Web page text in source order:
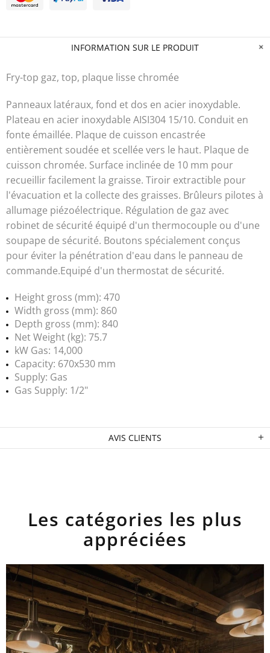
INFORMATION SUR LE PRODUIT
Fry-top gaz, top, plaque lisse chromée
Panneaux latéraux, fond et dos en acier inoxydable.
Plateau en acier inoxydable AISI304 15/10. Conduit en
fonte émaillée. Plaque de cuisson encastrée
entièrement soudée et scellée vers le haut. Plaque de
cuisson chromée. Surface inclinée de 10 mm pour
recueillir facilement la graisse. Tiroir extractible pour
l'évacuation et la collecte des graisses. Brûleurs pilotes à
allumage piézoélectrique. Régulation de gaz avec
robinet de sécurité équipé d'un thermocouple ou d'une
soupape de sécurité. Boutons spécialement conçus
pour éviter la pénétration d'eau dans le panneau de
commande.Equipé d'un thermostat de sécurité.
Height gross (mm): 470
Width gross (mm): 860
Depth gross (mm): 840
Net Weight (kg): 75.7
kW Gas: 14,000
Capacity: 670x530 mm
Supply: Gas
Gas Supply: 1/2"
AVIS CLIENTS
Les catégories les plus
appréciées